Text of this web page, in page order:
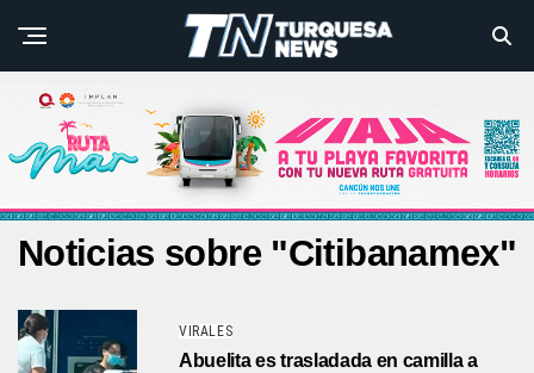
Noticias sobre "Citibanamex"
VIRALES
Abuelita es trasladada en camilla a